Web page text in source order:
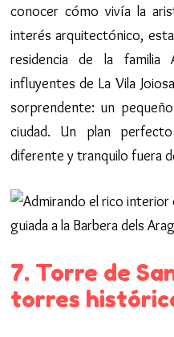
conocer cómo vivía la
interés arquitectónico,
residencia de la familia
influyentes de La Vila
sorprendente: un
ciudad. Un plan
diferente y tranquilo fuera
7. Torre de
torres